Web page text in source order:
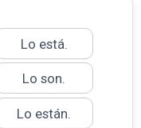
Lo está.
Lo son.
Lo están.